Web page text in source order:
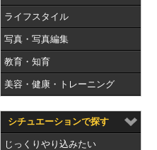
ライフスタイル
写真・写真編集
教育・知育
美容・健康・トレーニング
シチュエーションで探す
じっくりやり込みたい